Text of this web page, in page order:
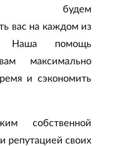
будем
вас на каждом из
Наша помощь
максимально
и сэкономить
собственной
репутацией своих